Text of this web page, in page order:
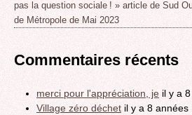
pas la question sociale ! » article de Sud
de Métropole de Mai 2023
Commentaires récents
merci pour l'appréciation, je il y a
Village zéro déchet il y a 8 années